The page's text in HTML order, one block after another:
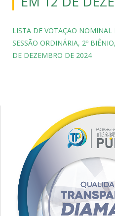
LISTA DE VOTAÇÃO NOMINAL
SESSÃO ORDINÁRIA, 2º
DE DEZEMBRO DE 2024